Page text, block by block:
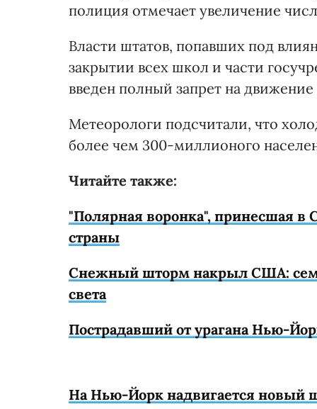
полиция отмечает увеличение
Власти штатов, попавших под
закрытии всех школ и части
введен полный запрет на
Метеорологи подсчитали, что
более чем 300-миллионого
Читайте также:
"Полярная воронка", принесшая
страны
Снежный шторм накрыл США: семь
света
Пострадавший от урагана Нью-
На Нью-Йорк надвигается новый